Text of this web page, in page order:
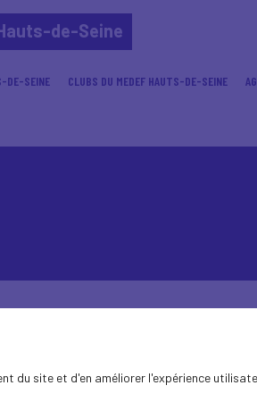
de-Seine
DE-SEINE CLUBS DU MEDEF HAUTS-DE-SEINE
du site et d'en améliorer l'expérience